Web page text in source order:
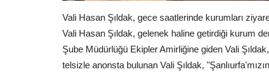
Vali Hasan Şıldak, gece saatlerinde kurumları
Vali Hasan Şıldak, gelenek haline getirdiği kurum
Şube Müdürlüğü Ekipler Amirliğine giden Vali
telsizle anonsta bulunan Vali Şıldak,